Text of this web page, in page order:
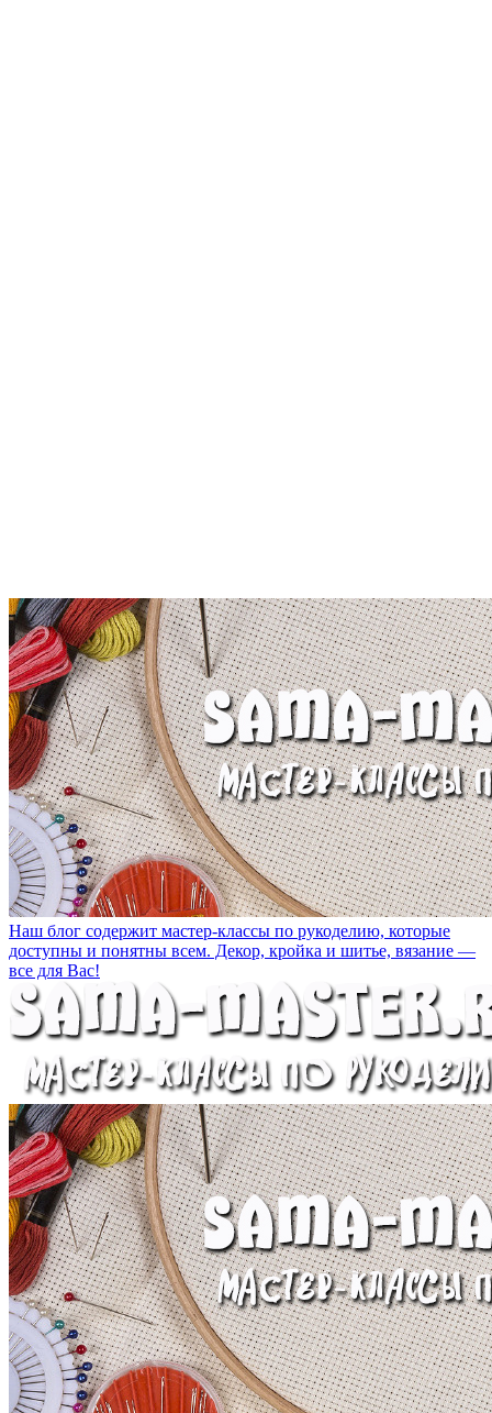
Наш блог содержит мастер-классы по рукоделию, которые
доступны и понятны всем. Декор, кройка и шитье, вязание —
все для Вас!